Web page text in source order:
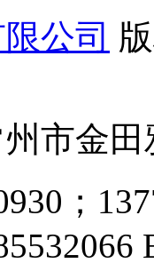
公司
市金田
；